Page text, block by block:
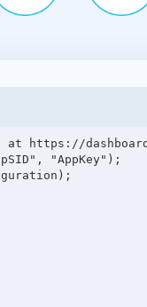
at https://
"AppKey");